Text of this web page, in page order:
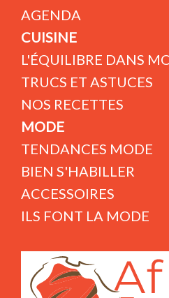
AGENDA
CUISINE
L'ÉQUILIBRE DANS
TRUCS ET ASTUCES
NOS RECETTES
MODE
TENDANCES MODE
BIEN S'HABILLER
ACCESSOIRES
ILS FONT LA MODE